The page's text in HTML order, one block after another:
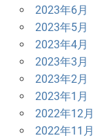
2023年6月
2023年5月
2023年4月
2023年3月
2023年2月
2023年1月
2022年12月
2022年11月